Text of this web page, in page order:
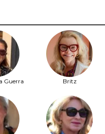
Guerra Britz